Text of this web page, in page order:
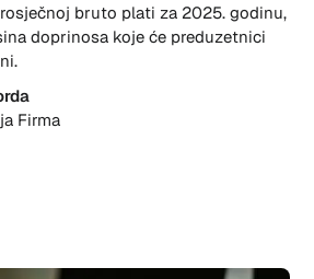
bruto plati za 2025. godinu,
doprinosa koje će preduzetnici
Firma